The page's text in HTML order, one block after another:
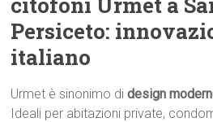
Persiceto:
italiano
Urmet è sinonimo didesign
Ideali per abitazioni private,